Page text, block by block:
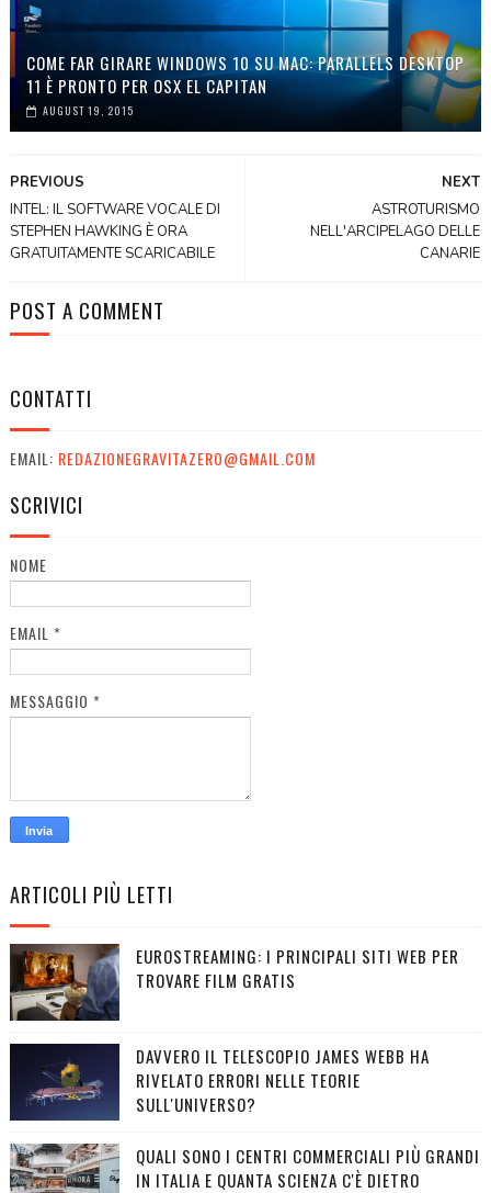
COME FAR GIRARE WINDOWS 10 SU MAC: PARALLELS DESKTOP
11 È PRONTO PER OSX EL CAPITAN
AUGUST 19, 2015
NEXT
ASTROTURISMO
NELL'ARCIPELAGO DELLE
CANARIE
PREVIOUS
INTEL: IL SOFTWARE VOCALE DI
STEPHEN HAWKING È ORA
GRATUITAMENTE SCARICABILE
POST A COMMENT
CONTATTI
EMAIL: REDAZIONEGRAVITAZERO@GMAIL.COM
SCRIVICI
NOME
EMAIL *
MESSAGGIO *
ARTICOLI PIÙ LETTI
EUROSTREAMING: I PRINCIPALI SITI WEB PER
TROVARE FILM GRATIS
DAVVERO IL TELESCOPIO JAMES WEBB HA
RIVELATO ERRORI NELLE TEORIE
SULL'UNIVERSO?
QUALI SONO I CENTRI COMMERCIALI PIÙ GRANDI
IN ITALIA E QUANTA SCIENZA C'È DIETRO